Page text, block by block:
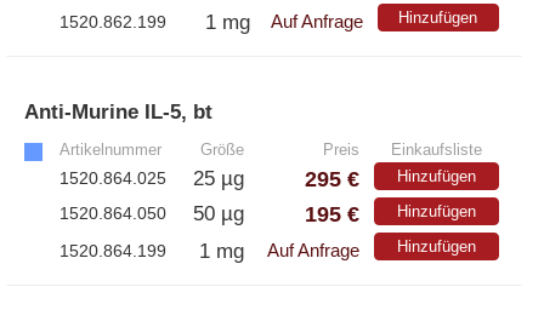
– Immunoglobulin (Ig)
PeptiGrowth
– Alle PeptiGrowth Produkte
– Kostenlose Muster
1520.862.199 1 mg Auf Anfrage Hinzufügen
Anti-Murine IL-5, bt
Artikelnummer Größe Preis Einkaufsliste
1520.864.025 25 µg 295 € Hinzufügen
1520.864.050 50 µg 195 € Hinzufügen
1520.864.199 1 mg Auf Anfrage Hinzufügen